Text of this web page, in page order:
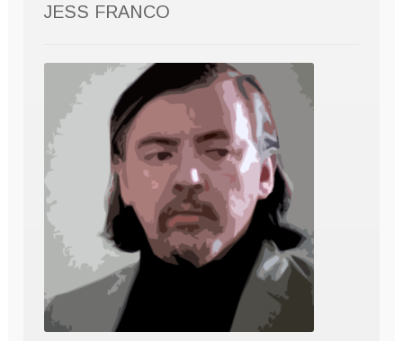
JESS FRANCO